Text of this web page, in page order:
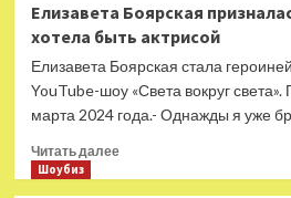
Смэш
стал
дважды
отцом
Елизавета Боярская
хотела быть актрисой
Елизавета Боярская стала
YouTube-шоу «Света вокруг
марта 2024 года.- Однажды я уже
Читать далееПрочитать
Шоубиз